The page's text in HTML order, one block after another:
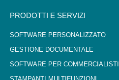
PRODOTTI E SERVIZI
SOFTWARE PERSONALIZZATO
GESTIONE DOCUMENTALE
SOFTWARE PER COMMERCIALISTI